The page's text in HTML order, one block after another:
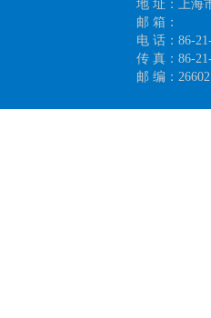
地 址：上海
邮 箱：
电 话：86-
传 真：86-
邮 编：